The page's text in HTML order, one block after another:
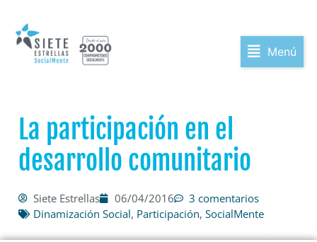
Menú
La participación en el
desarrollo comunitario
Siete Estrellas 06/04/2016
3 comentarios
Dinamización Social, Participación, SocialMente